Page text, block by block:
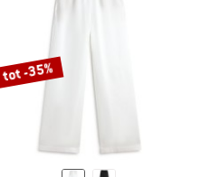
tot -35%